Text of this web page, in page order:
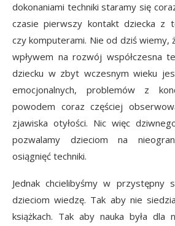
dokonaniami techniki staramy się
czasie pierwszy kontakt dziecka z
czy komputerami. Nie od dziś wiemy,
wpływem na rozwój współczesna
dziecku w zbyt wczesnym wieku
emocjonalnych, problemów z
powodem coraz częściej
zjawiska otyłości. Nic więc
pozwalamy dzieciom na
osiągnięć techniki.
Jednak chcielibyśmy w przystępny
dzieciom wiedzę. Tak aby nie
książkach. Tak aby nauka była dla